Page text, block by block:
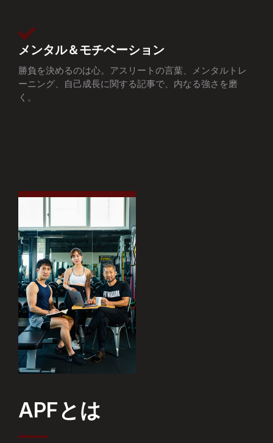
メンタル＆モチベーション
勝負を決めるのは心。アスリートの言葉、メンタルトレ
ーニング、自己成長に関する記事で、内なる強さを磨
く。
APFとは